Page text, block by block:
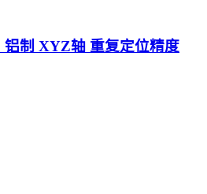
铝制 XYZ轴 重复定位精度